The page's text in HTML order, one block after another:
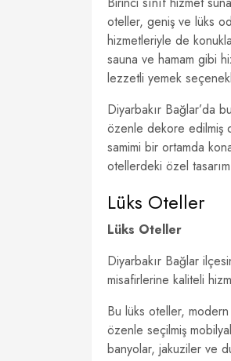
oteller, geniş ve lüks
hizmetleriyle de
sauna ve hamam gibi
lezzetli yemek
Diyarbakır Bağlar’da
özenle dekore edilmiş
samimi bir ortamda
otellerdeki özel
Lüks Oteller
Lüks Oteller
Diyarbakır Bağlar
misafirlerine kaliteli
Bu lüks oteller,
özenle seçilmiş
banyolar, jakuziler ve